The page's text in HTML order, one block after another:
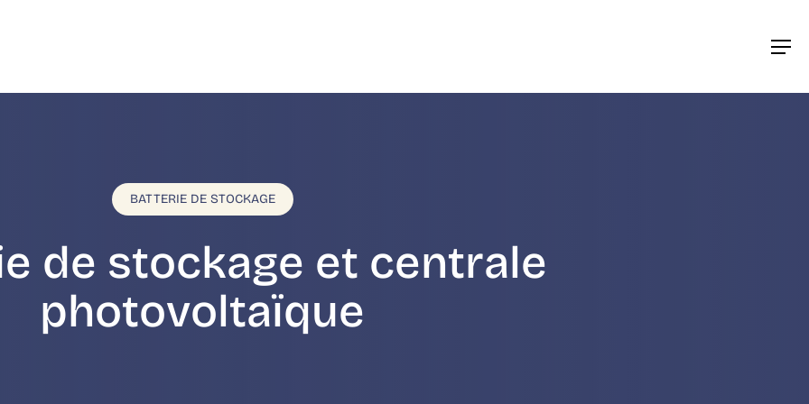
BATTERIE DE STOCKAGE
de stockage et centrale
photovoltaïque